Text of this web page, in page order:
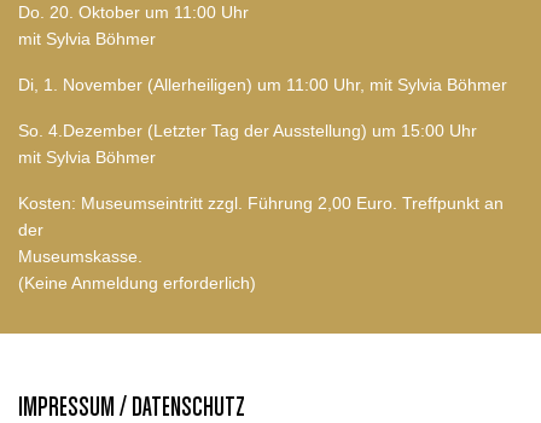
Do. 20. Oktober um 11:00 Uhr
mit Sylvia Böhmer
Di, 1. November (Allerheiligen) um 11:00 Uhr, mit Sylvia Böhmer
So. 4.Dezember (Letzter Tag der Ausstellung) um 15:00 Uhr
mit Sylvia Böhmer
Kosten: Museumseintritt zzgl. Führung 2,00 Euro. Treffpunkt an
der
(Keine Anmeldung erforderlich)
IMPRESSUM / DATENSCHUTZ